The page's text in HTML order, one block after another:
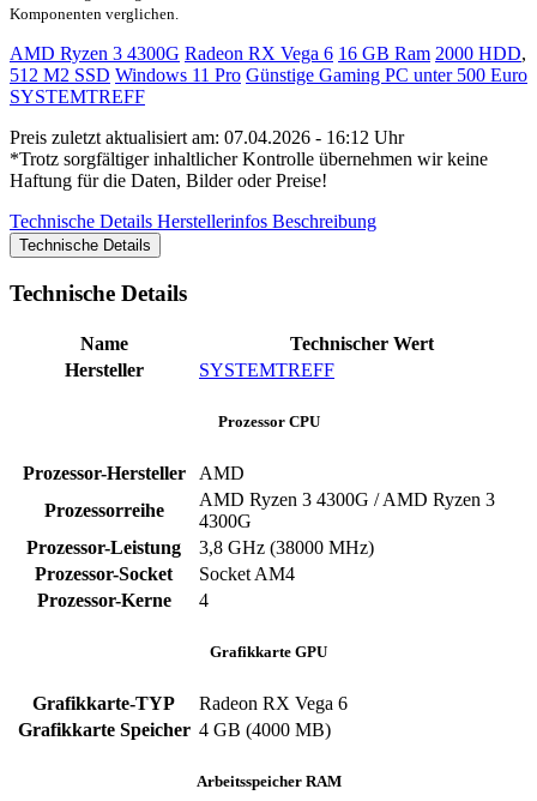
Komponenten verglichen.
AMD Ryzen 3 4300G Radeon RX Vega 6 16 GB Ram 2000 HDD,
512 M2 SSD Windows 11 Pro Günstige Gaming PC unter 500 Euro
SYSTEMTREFF
Preis zuletzt aktualisiert am: 07.04.2026 - 16:12 Uhr
*Trotz sorgfältiger inhaltlicher Kontrolle übernehmen wir keine
Haftung für die Daten, Bilder oder Preise!
Technische Details Herstellerinfos Beschreibung
Technische Details
Technische Details
Name
Technischer Wert
Hersteller
SYSTEMTREFF
Prozessor CPU
Prozessor-Hersteller
‎AMD
Prozessorreihe
AMD Ryzen 3 4300G / AMD Ryzen 3
4300G
Prozessor-Leistung
‎3,8 GHz (38000 MHz)
Prozessor-Socket
‎Socket AM4
Prozessor-Kerne
‎4
Grafikkarte GPU
Grafikkarte-TYP
Radeon RX Vega 6
Grafikkarte Speicher ‎4 GB (4000 MB)
Arbeitsspeicher RAM